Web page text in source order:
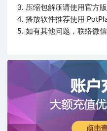
3. 压缩包解压请使用官方
4. 播放软件推荐使用
5. 如有其他问题，联络微